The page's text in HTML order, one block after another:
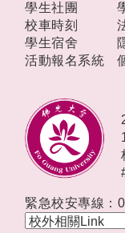
學生社團
校車時刻
學生宿舍
活動報名系統
緊急校安專線：